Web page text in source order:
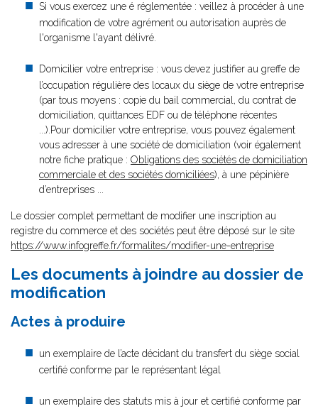
Si vous exercez une é réglementée : veillez à procéder à une
modification de votre agrément ou autorisation auprès de
l'organisme l'ayant délivré.
Domicilier votre entreprise : vous devez justifier au greffe de
l’occupation régulière des locaux du siège de votre entreprise
(par tous moyens : copie du bail commercial, du contrat de
domiciliation, quittances EDF ou de téléphone récentes
...).Pour domicilier votre entreprise, vous pouvez également
vous adresser à une société de domiciliation (voir également
notre fiche pratique : Obligations des sociétés de domiciliation
commerciale et des sociétés domiciliées), à une pépinière
d’entreprises ...
Le dossier complet permettant de modifier une inscription au
registre du commerce et des sociétés peut être déposé sur le site
https://www.infogreffe.fr/formalites/modifier-une-entreprise
Les documents à joindre au dossier de
modification
Actes à produire
un exemplaire de l’acte décidant du transfert du siège social
certifié conforme par le représentant légal
un exemplaire des statuts mis à jour et certifié conforme par